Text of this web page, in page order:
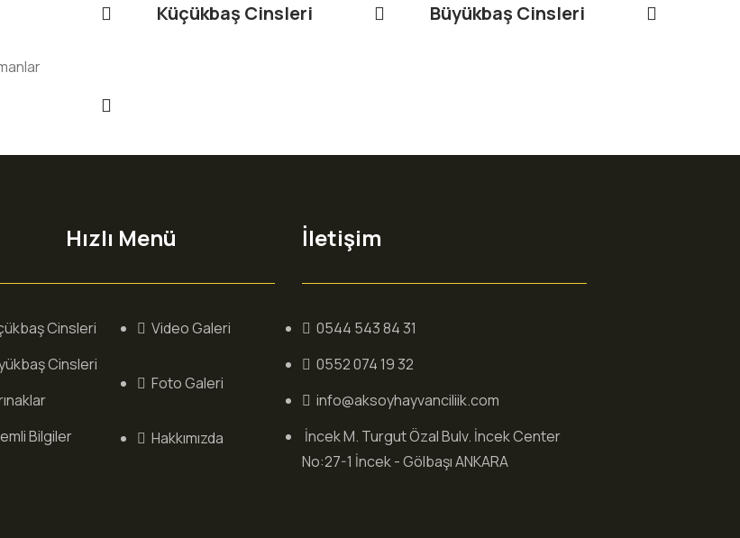
Küçükbaş Cinsleri Büyükbaş Cinsleri
Hızlı Menü
Cinsleri
Cinsleri
Bilgiler
Video Galeri
Foto Galeri
Hakkımızda
İletişim
0544 543 84 31
0552 074 19 32
info@aksoyhayvanciliik.com
İncek M. Turgut Özal Bulv. İncek Center
No:27-1 İncek - Gölbaşı ANKARA